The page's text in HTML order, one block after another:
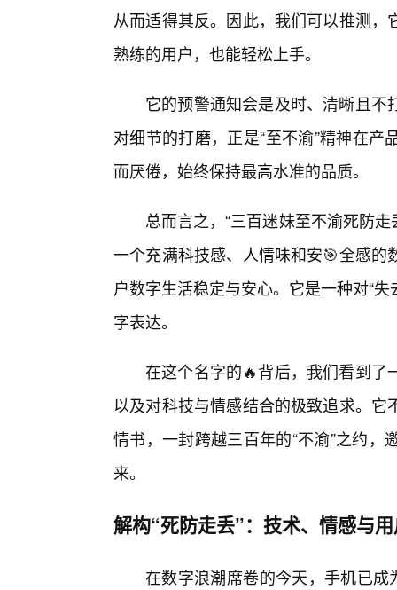
从而适得其反。因此，我们可以推测
熟练的用户，也能轻松上手。
它的预警通知会是及时、清晰且
对细节的打磨，正是“至不渝”精神在
而厌倦，始终保持最高水准的品质。
总而言之，“三百迷妹至不渝死防
一个充满科技感、人情味和安🎯全感
户数字生活稳定与安心。它是一种对“
字表达。
在这个名字的🔥背后，我们看到了
以及对科技与情感结合的极致追求。
情书，一封跨越三百年的“不渝”之约
来。
解构“死防走丢”：技术、情感与
在数字浪潮席卷的今天，手机已成